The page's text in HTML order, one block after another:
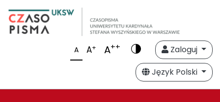
A A+ A++
Zaloguj
Język Polski